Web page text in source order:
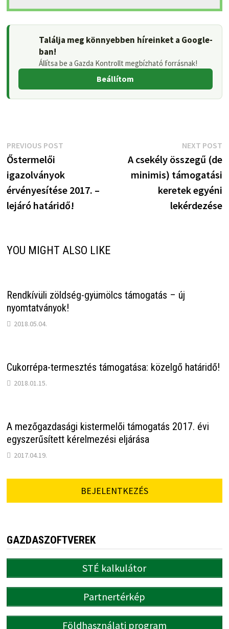
Találja meg könnyebben híreinket a Google-
ban!
Állítsa be a Gazda Kontrollt megbízható forrásnak!
Beállítom
Bejegyzés
navigáció
PREVIOUS POSTPrevious
Őstermelői
igazolványok
érvényesítése 2017. –
lejáró határidő!
NEXT POST
A csekély összegű (de
minimis) támogatási
keretek egyéni
lekérdezése
YOU MIGHT ALSO LIKE
Rendkívüli zöldség-gyümölcs támogatás – új
nyomtatványok!
2018.05.04.
Cukorrépa-termesztés támogatása: közelgő határidő!
2018.01.15.
A mezőgazdasági kistermelői támogatás 2017. évi
egyszerűsített kérelmezési eljárása
2017.04.19.
BEJELENTKEZÉS
GAZDASZOFTVEREK
STÉ kalkulátor
Partnertérkép
Földhasználati program